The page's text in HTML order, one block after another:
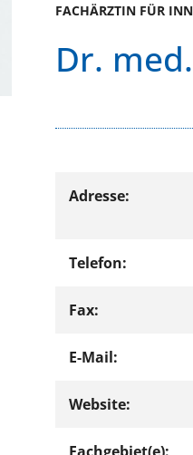
FACHÄRZTIN FÜR
Dr.
Adresse:
Telefon:
Fax:
E-Mail:
Website: